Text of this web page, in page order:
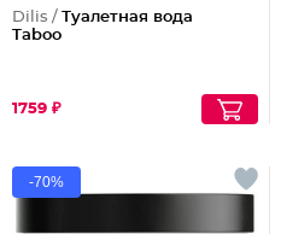
Dilis / Туалетная вода
Taboo
1759 ₽
-70%